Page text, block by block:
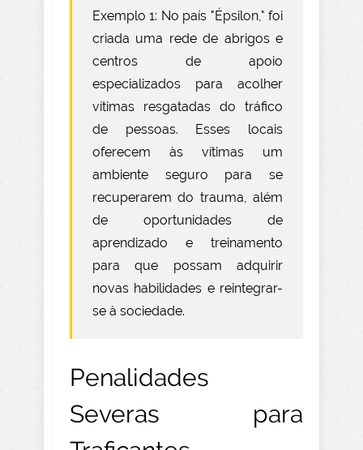
Exemplo 1: No país "Épsilon," foi
criada uma rede de abrigos e
centros de apoio
especializados para acolher
vítimas resgatadas do tráfico
de pessoas. Esses locais
oferecem às vítimas um
ambiente seguro para se
recuperarem do trauma, além
de oportunidades de
aprendizado e treinamento
para que possam adquirir
novas habilidades e reintegrar-
se à sociedade.
Penalidades
Severas para